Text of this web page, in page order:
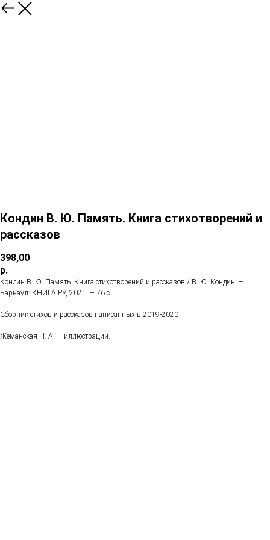
Кондин В. Ю. Память. Книга стихотворений и
рассказов
398,00
р.
Кондин В. Ю. Память. Книга стихотворений и рассказов / В. Ю. Кондин. –
Барнаул: КНИГА.РУ, 2021. – 76 с.
Сборник стихов и рассказов написанных в 2019-2020 гг.
Жеманская Н. А. — иллюстрации.